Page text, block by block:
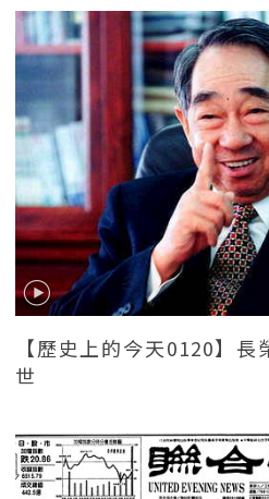
【歷史上的今天0120】
世